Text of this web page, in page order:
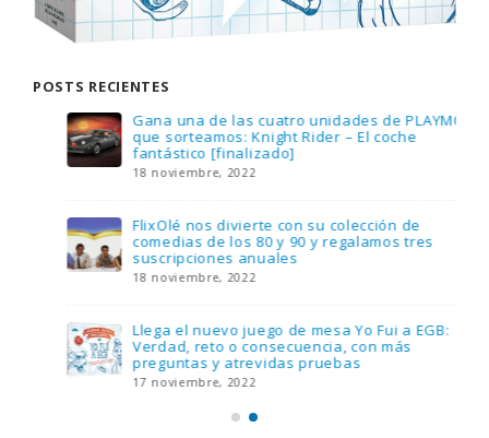
POSTS RECIENTES
Gana una de las cuatro unidades de PLAYMOBIL
que sorteamos: Knight Rider – El coche
fantástico [finalizado]
18 noviembre, 2022
FlixOlé nos divierte con su colección de
comedias de los 80 y 90 y regalamos tres
suscripciones anuales
18 noviembre, 2022
Llega el nuevo juego de mesa Yo Fui a EGB:
Verdad, reto o consecuencia, con más
preguntas y atrevidas pruebas
17 noviembre, 2022